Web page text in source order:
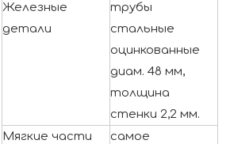
Железные
детали
трубы
стальные
оцинкованные
диам. 48 мм,
толщина
стенки 2,2 мм.
Мягкие части
самое